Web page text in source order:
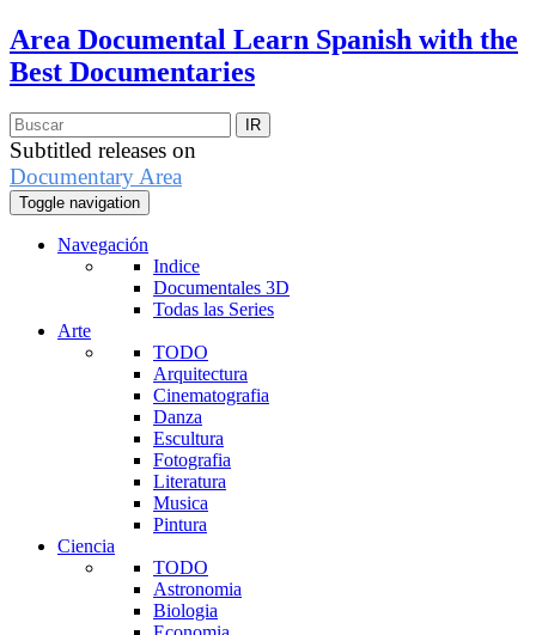
Area Documental Learn Spanish with the
Best Documentaries
Subtitled releases on
Documentary Area
Toggle navigation
Navegación
Indice
Documentales 3D
Todas las Series
Arte
TODO
Arquitectura
Cinematografia
Danza
Escultura
Fotografia
Literatura
Musica
Pintura
Ciencia
TODO
Astronomia
Biologia